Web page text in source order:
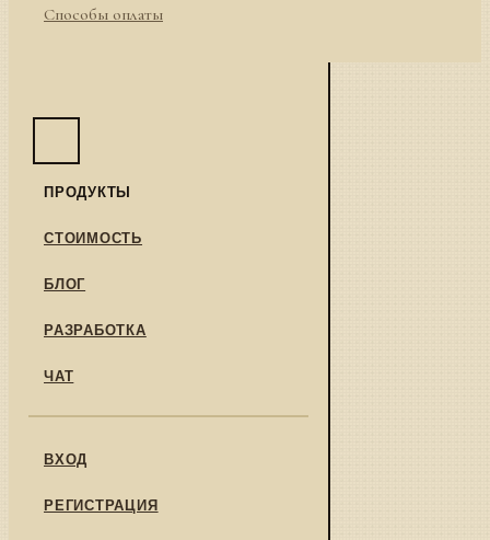
Способы оплаты
ПРОДУКТЫ
СТОИМОСТЬ
БЛОГ
РАЗРАБОТКА
ЧАТ
ВХОД
РЕГИСТРАЦИЯ